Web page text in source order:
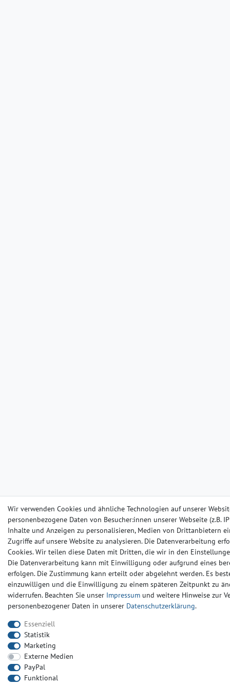
Wir verwenden Cookies und ähnliche Technologien auf unserer
personenbezogene Daten von Besucher:innen unserer Webseite (z.B.
Inhalte und Anzeigen zu personalisieren, Medien von Drittanbietern
Zugriffe auf unsere Website zu analysieren. Die Datenverarbeitung
Cookies. Wir teilen diese Daten mit Dritten, die wir in den
Die Datenverarbeitung kann mit Einwilligung oder aufgrund eines
erfolgen. Die Zustimmung kann erteilt oder abgelehnt werden. Es
einzuwilligen und die Einwilligung zu einem späteren Zeitpunkt zu
widerrufen. Beachten Sie unser Impressum und weitere Hinweise zur
personenbezogener Daten in unserer Daten­schutz­erklärung.
Essenziell
Statistik
Marketing
Externe Medien
PayPal
Funktional